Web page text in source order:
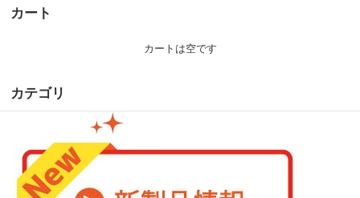
カート
カートは空です
カテゴリ